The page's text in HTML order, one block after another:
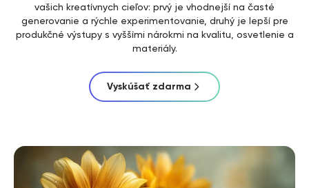
vašich kreatívnych cieľov: prvý je vhodnejší na časté
generovanie a rýchle experimentovanie, druhý je lepší pre
produkčné výstupy s vyššími nárokmi na kvalitu, osvetlenie a
materiály.
Vyskúšať zdarma